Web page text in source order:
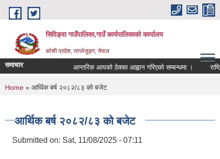
Skip to main content
सिदिङ्वा गाउँपालिका,गाउँ कार्यपालिकाको कार्यालय
कोशी प्रदेश, ताप्लेजुङ्ग, नेपाल
समाचार आन्तरिक आयको ठेक्का आह्वान गरिएको सम्बन्धमा ।
You are here
Home » आर्थिक बर्ष २०८२/८३ को बजेट
आर्थिक बर्ष २०८२/८३ को बजेट
Submitted on: Sat, 11/08/2025 - 07:11